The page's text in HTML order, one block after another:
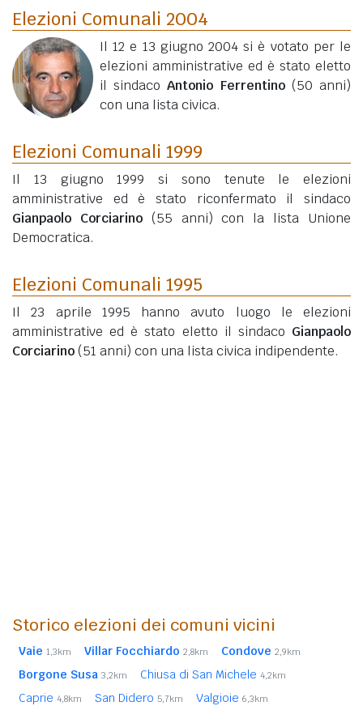
Elezioni Comunali 2004
Il 12 e 13 giugno 2004 si è votato per le
elezioni amministrative ed è stato eletto
il sindacoAntonio Ferrentino (50 anni)
con una lista civica.
Elezioni Comunali 1999
Il 13 giugno 1999 si sono tenute le elezioni
amministrative ed è stato riconfermato il sindaco
Gianpaolo Corciarino (55 anni) con la lista Unione
Democratica.
Elezioni Comunali 1995
Il 23 aprile 1995 hanno avuto luogo le elezioni
amministrative ed è stato eletto il sindaco Gianpaolo
Corciarino(51 anni) con una lista civica indipendente.
Storico elezioni dei comuni vicini
Vaie 1,3km Villar Focchiardo 2,8km Condove 2,9km
Borgone Susa 3,2km Chiusa di San Michele 4,2km
Caprie 4,8km San Didero 5,7km Valgioie 6,3km